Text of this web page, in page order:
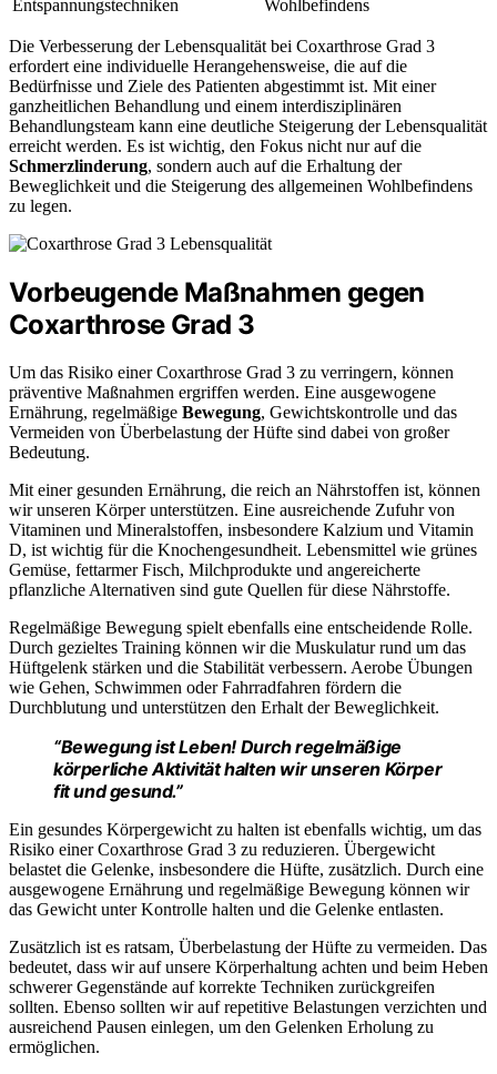
Entspannungstechniken Wohlbefindens
Die Verbesserung der Lebensqualität bei Coxarthrose Grad 3
erfordert eine individuelle Herangehensweise, die auf die
Bedürfnisse und Ziele des Patienten abgestimmt ist. Mit einer
ganzheitlichen Behandlung und einem interdisziplinären
Behandlungsteam kann eine deutliche Steigerung der Lebensqualität
erreicht werden. Es ist wichtig, den Fokus nicht nur auf die
Schmerzlinderung, sondern auch auf die Erhaltung der
Beweglichkeit und die Steigerung des allgemeinen Wohlbefindens
zu legen.
Vorbeugende Maßnahmen gegen
Coxarthrose Grad 3
Um das Risiko einer Coxarthrose Grad 3 zu verringern, können
präventive Maßnahmen ergriffen werden. Eine ausgewogene
Ernährung, regelmäßige Bewegung, Gewichtskontrolle und das
Vermeiden von Überbelastung der Hüfte sind dabei von großer
Bedeutung.
Mit einer gesunden Ernährung, die reich an Nährstoffen ist, können
wir unseren Körper unterstützen. Eine ausreichende Zufuhr von
Vitaminen und Mineralstoffen, insbesondere Kalzium und Vitamin
D, ist wichtig für die Knochengesundheit. Lebensmittel wie grünes
Gemüse, fettarmer Fisch, Milchprodukte und angereicherte
pflanzliche Alternativen sind gute Quellen für diese Nährstoffe.
Regelmäßige Bewegung spielt ebenfalls eine entscheidende Rolle.
Durch gezieltes Training können wir die Muskulatur rund um das
Hüftgelenk stärken und die Stabilität verbessern. Aerobe Übungen
wie Gehen, Schwimmen oder Fahrradfahren fördern die
Durchblutung und unterstützen den Erhalt der Beweglichkeit.
“Bewegung ist Leben! Durch regelmäßige
körperliche Aktivität halten wir unseren Körper
fit und gesund.”
Ein gesundes Körpergewicht zu halten ist ebenfalls wichtig, um das
Risiko einer Coxarthrose Grad 3 zu reduzieren. Übergewicht
belastet die Gelenke, insbesondere die Hüfte, zusätzlich. Durch eine
ausgewogene Ernährung und regelmäßige Bewegung können wir
das Gewicht unter Kontrolle halten und die Gelenke entlasten.
Zusätzlich ist es ratsam, Überbelastung der Hüfte zu vermeiden. Das
bedeutet, dass wir auf unsere Körperhaltung achten und beim Heben
schwerer Gegenstände auf korrekte Techniken zurückgreifen
sollten. Ebenso sollten wir auf repetitive Belastungen verzichten und
ausreichend Pausen einlegen, um den Gelenken Erholung zu
ermöglichen.